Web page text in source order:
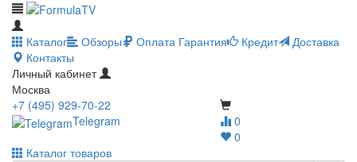
Каталог Обзоры Оплата Гарантия Кредит
Доставка
Контакты
Личный кабинет
Москва
0
0
+7 (495) 929-70-22
Telegram
Каталог товаров